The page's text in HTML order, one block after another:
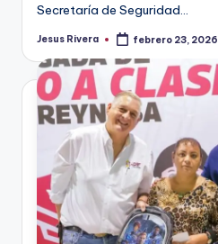
Secretaría de Seguridad…
Publicado
Jesus Rivera febrero 23, 2026